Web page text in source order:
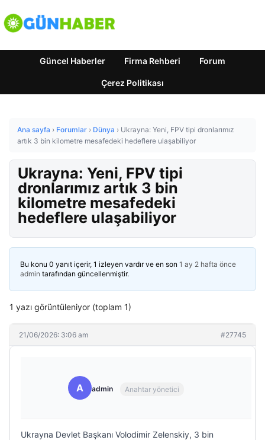
Güncel Haberler Firma Rehberi Forum
Çerez Politikası
Ana sayfa › Forumlar › Dünya › Ukrayna: Yeni, FPV tipi dronlarımız
artık 3 bin kilometre mesafedeki hedeflere ulaşabiliyor
Ukrayna: Yeni, FPV tipi
dronlarımız artık 3 bin
kilometre mesafedeki
hedeflere ulaşabiliyor
Bu konu 0 yanıt içerir, 1 izleyen vardır ve en son 1 ay 2 hafta önce
admin tarafından güncellenmiştir.
1 yazı görüntüleniyor (toplam 1)
21/06/2026: 3:06 am #27745
A admin Anahtar yönetici
Ukrayna Devlet Başkanı Volodimir Zelenskiy, 3 bin